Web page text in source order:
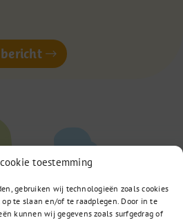
toestemming
gebruiken wij technologieën zoals cookies
te slaan en/of te raadplegen. Door in te
kunnen wij gegevens zoals surfgedrag of